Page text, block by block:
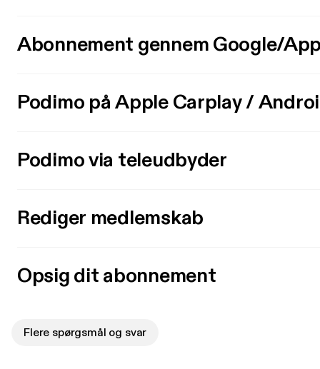
Abonnement gennem Google/
Podimo på Apple Carplay /
Podimo via teleudbyder
Rediger medlemskab
Opsig dit abonnement
Flere spørgsmål og svar